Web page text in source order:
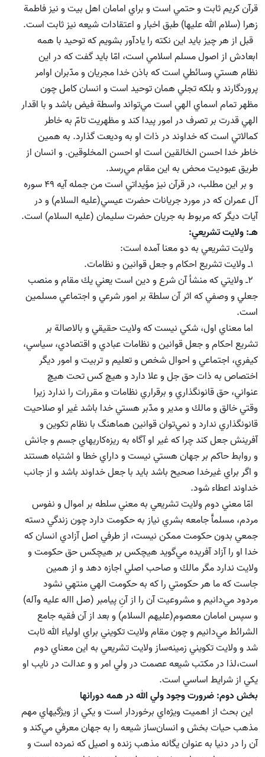
قرآن كريم ثابت و حتمي است و براي امامان اهل بيت و نيز فاطمة
زهرا (سلام الله علیها) طبق اخبار و اعتقادات شيعه نيز ثابت است.
قبل از هر چيز بايد اين نكته را يادآور بشويم كه توحيد با همه
ابعادش از اصول مسلم اسلامي است، امّا بايد گفت كه در اين
نظام هستي وسائطي است كه باذن خدا مجريان و مدّبران اوامر
پروردگارند و بلكه تجلي همان توحيد است و انسان كامل چون
مظهر تمام اسماي الهي است مي‌تواند واسطة فيض باشد و با اقدار
الهي قدرت بر تصرف در امور پيدا كند و مظهريت تامّ به خاطر
كمالاتي است كه خداوند در ذات او به وديعت گذارد. به همين
خاطر خدا احسن الخالقين است او احسن المخلوقين. و انسان از
طريق عبوديت محض به اين مقام مي‌رسد.
و بر اين مطلب، در قرآن نيز مؤيداتي است من جمله آيه 49 سوره
آل عمران كه در مورد جريانات حضرت عيسي(علیه السلام) و در
آيات ديگر كه مربوط به جريان حضرت سليمان (علیه السلام) است.
هـ: ولايت تشريعي:
ولايت تشريعي به دو معنا آمده است:
2ـ ولايتي كه منشأ آن شرع و دين است يعني يك مقام و منصب
جعلي و وصفي كه اثر آن سلطة بر امور شرعي و اجتماعي مسلمين
است.
اما معناي اول، شكي نيست كه ولايت حقيقي و بالاصالة بر
تشريع احكام و جعل قوانين و نظامات عبادي و اقتصادي،‌ سياسي،‌
كيفري، اجتماعي و احوال شخص و تعليم و تربيت و امور ديگر
اختصاص به ذات حق جل و علا دارد و هيچ كس تحت هيچ
عنواني، حق قانونگذاري و برقراري نظامات و مقررات را ندارد زيرا
وقتي خالق و مالك و مدير و مدّبر هستي خدا باشد غير او صلاحيت
قانونگذاري ندارد و نمي‌توان قوانين هماهنگ با نظام تكوين و
آفرينش جعل كند چرا كه غير او آگاه به ريزه‌كاريهاي جسم و جانش
و روابط حاكم بر جهان هستي نيست و داراي خطا و اشتباه هستند
و اگر براي غيرخدا صحيح باشد بايد با جعل خداوند باشد و از جانب
خداوند اعطاء شود.
امّا معني دوم ولايت تشريعي به معني سلطه بر اموال و نفوس
مردم، مسلمآً جامعه بشري نياز به حكومت دارد چون زندگي دسته
جمعي بدون حكومت ممكن نيست، از طرفي اصل آزادي انسان كه
خدا او را آزاد آفريده مي‌گويد هيچكس بر هيچكس حق حكومت و
ولايت ندارد مگر مالك و صاحب اصلي اجازه دهد و از همين
جاست كه ما هر حكومتي را كه به حكومت الهي منتهي نشود
مردود مي‌دانيم و مشروعيت آن را از آنِ پيامبر (صل االه علیه وآله)
و سپس امامان معصوم(علیهم السلام) و بعد از آن فقيه جامع
الشرائط مي‌دانيم و چون مقام ولايت تكويني براي اولياء الله ثابت
شد و ولايت تكويني زمينه‌ساز ولايت تشريعي به اين معناي دوم
است،‌لذا در مكتب شيعه عصمت در ولي امر و و عدالت در نايب او
يكي از شرايط اساسي است.
بخش دوم: ضرورت وجود ولي الله در همه دورانها
اين بحث از اهميت ويژه‌اي برخوردار است و يكي از ويژگيهاي مهم
مذهب حيات بخش و انسان‌ساز شيعه را به جهان معرفي مي‌كند و
آن را در دنيا به عنوان يگانه مذهب زنده و اصيل كه نمرده است و